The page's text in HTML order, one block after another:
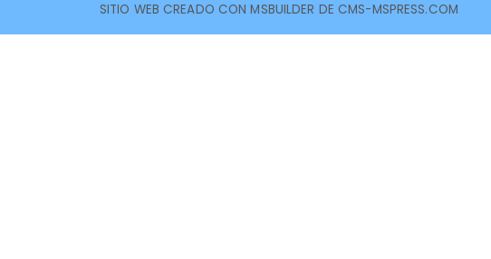
SITIO WEB CREADO CON MSBUILDER DE CMS-MSPRESS.COM